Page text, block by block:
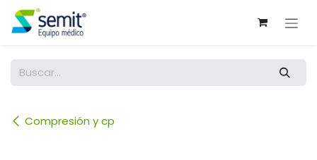
Ir al contenido
Compresión y cp